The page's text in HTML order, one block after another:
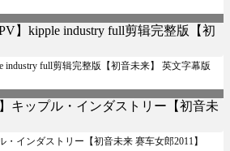
industry full剪辑完整版【初音未来】 英文字幕版
インダストリー【初音未来 赛车女郎2011】